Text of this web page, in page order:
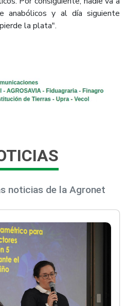
anabólicos y al día siguiente
la plata".
noticias de la Agronet